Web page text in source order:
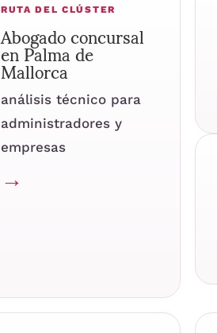
RUTA DEL CLÚSTER
Abogado concursal
en Palma de
Mallorca
análisis técnico para
administradores y
empresas
→